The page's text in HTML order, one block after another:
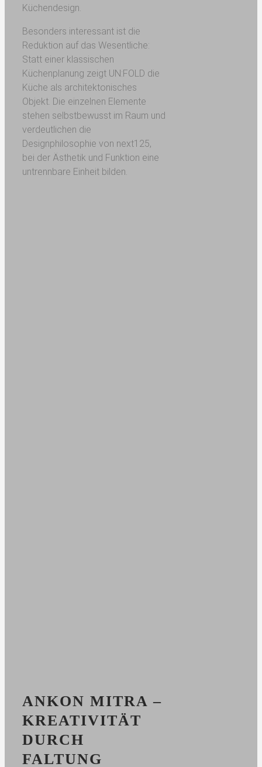
Küchendesign.
Besonders interessant ist die
Reduktion auf das Wesentliche:
Statt einer klassischen
Küchenplanung zeigt UN:FOLD die
Küche als architektonisches
Objekt. Die einzelnen Elemente
stehen selbstbewusst im Raum und
verdeutlichen die
Designphilosophie von next125,
bei der Ästhetik und Funktion eine
untrennbare Einheit bilden.
ANKON MITRA –
KREATIVITÄT
DURCH
FALTUNG